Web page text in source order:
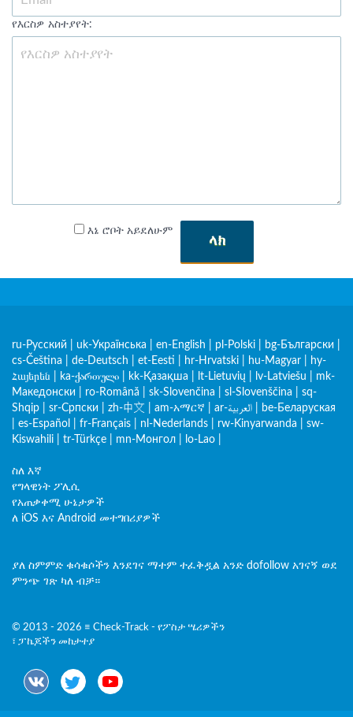
የእርስዎ አስተያየት:
እኔ ሮቦት አይደለሁም
ላክ
ru-Русский uk-Українська en-English pl-Polski bg-Български
cs-Čeština
de-Deutsch et-Eesti hr-Hrvatski hu-Magyar
hy-
Հայերեն
ka-ქართული kk-Қазақша lt-Lietuvių lv-Latviešu
mk-
Македонски
ro-Română sk-Slovenčina sl-Slovenščina
sq-
Shqip
sr-Српски zh-中文 am-አማርኛ ar-العربية
be-Беларуская
es-Español fr-Français nl-Nederlands rw-Kinyarwanda
sw-
Kiswahili
tr-Türkçe mn-Монгол lo-Lao
ስለ እኛ
የግላዊነት ፖሊሲ
የአጠቃቀሚ ሁኔታዎች
ለ iOS እና Android መተግበሪያዎች
ያለ ስምምድ ቁሳቁሶችን እንደገና ማተም ተፈቅዷል አንድ dofollow አገናኝ ወደ
ምንጭ ገጽ ካለ ብቻ።
© 2013 - 2026 ≡ Check-Track - የፖስታ ሤሪዎችን
፣ ፓኬጆችን መከታተያ